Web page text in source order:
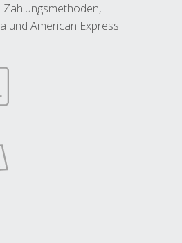
Zahlungsmethoden,
und American Express.